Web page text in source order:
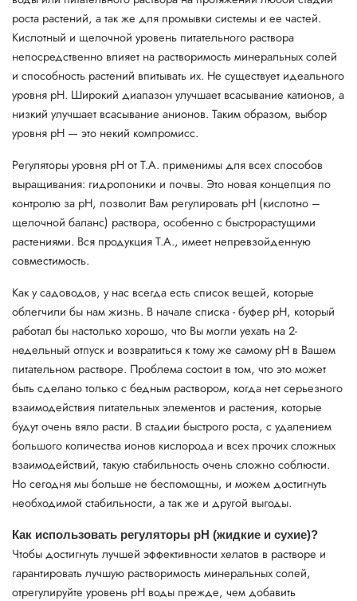
роста растений, а так же для промывки системы и ее частей.
Кислотный и щелочной уровень питательного раствора
непосредственно влияет на растворимость минеральных солей
и способность растений впитывать их. Не существует идеального
уровня pH. Широкий диапазон улучшает всасывание катионов, а
низкий улучшает всасывание анионов. Таким образом, выбор
уровня pH — это некий компромисс.
Регуляторы уровня рН от T.A. применимы для всех способов
выращивания: гидропоники и почвы. Это новая концепция по
контролю за pH, позволит Вам регулировать pH (кислотно –
щелочной баланс) раствора, особенно с быстрорастущими
растениями. Вся продукция T.A., имеет непревзойденную
совместимость.
Как у садоводов, у нас всегда есть список вещей, которые
облегчили бы нам жизнь. В начале списка - буфер pH, который
работал бы настолько хорошо, что Вы могли уехать на 2-
недельный отпуск и возвратиться к тому же самому pH в Вашем
питательном растворе. Проблема состоит в том, что это может
быть сделано только с бедным раствором, когда нет серьезного
взаимодействия питательных элементов и растения, которые
будут очень вяло расти. В стадии быстрого роста, с удалением
большого количества ионов кислорода и всех прочих сложных
взаимодействий, такую стабильность очень сложно соблюсти.
Но сегодня мы больше не беспомощны, и можем достигнуть
необходимой стабильности, а так же и другой выгоды.
Как использовать регуляторы рН (жидкие и сухие)?
Чтобы достигнуть лучшей эффективности хелатов в растворе и
гарантировать лучшую растворимость минеральных солей,
отрегулируйте уровень pH воды прежде, чем добавить